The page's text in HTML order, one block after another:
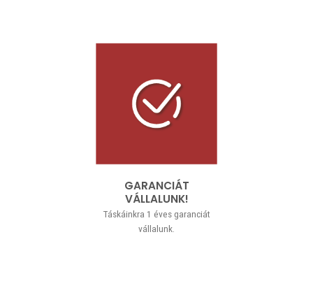
GARANCIÁT
VÁLLALUNK!
Táskáinkra 1 éves garanciát
vállalunk.